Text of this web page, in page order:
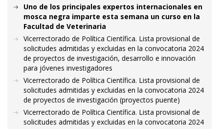
Uno de los principales expertos internacionales en
mosca negra imparte esta semana un curso en la
Facultad de Veterinaria
Vicerrectorado de Política Científica. Lista provisional de
solicitudes admitidas y excluidas en la convocatoria 2024
de proyectos de investigación, desarrollo e innovación
para jóvenes investigadores
Vicerrectorado de Política Científica. Lista provisional de
solicitudes admitidas y excluidas en la convocatoria 2024
de proyectos de investigación (proyectos puente)
Vicerrectorado de Política Científica. Lista provisional de
solicitudes admitidas y excluidas en la convocatoria 2024